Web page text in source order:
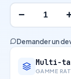
−
Demander un
Multi-
GAMME